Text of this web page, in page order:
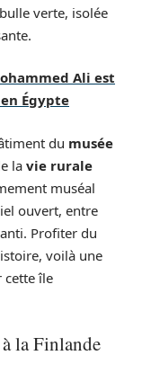
verte, isolée
Ali est
Égypte
du musée
la vie rurale
muséal
ouvert, entre
Profiter du
voilà une
cette île
la Finlande